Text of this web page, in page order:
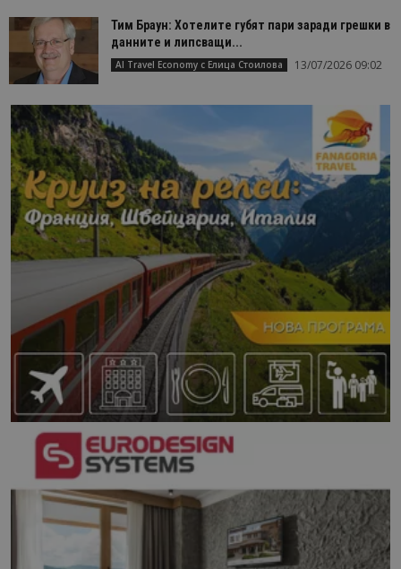
Тим Браун: Хотелите губят пари заради грешки в
данните и липсващи...
AI Travel Economy с Елица Стоилова 13/07/2026 09:02